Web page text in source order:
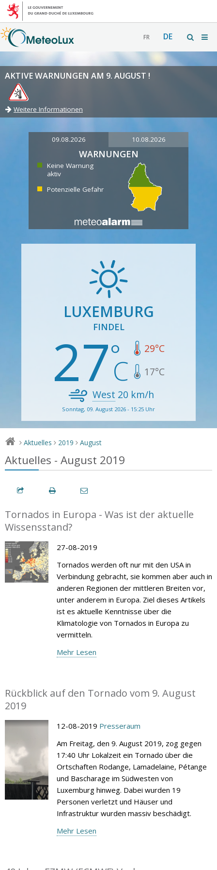
FR DE
AKTIVE WARNUNGEN AM 9. AUGUST !
Weitere Informationen
09.08.2026 10.08.2026
WARNUNGEN
Keine Warnung
aktiv
Potenzielle Gefahr
LUXEMBURG
FINDEL
27 29°C
17°C
West 20 km/h
Sonntag, 09. August 2026 - 15:25 Uhr
> Aktuelles > 2019 > August
Aktuelles - August 2019
Tornados in Europa - Was ist der aktuelle
Wissensstand?
27-08-2019
Tornados werden oft nur mit den USA in
Verbindung gebracht, sie kommen aber auch in
anderen Regionen der mittleren Breiten vor,
unter anderem in Europa. Ziel dieses Artikels
ist es aktuelle Kenntnisse über die
Klimatologie von Tornados in Europa zu
vermitteln.
Mehr Lesen
Rückblick auf den Tornado vom 9. August
2019
12-08-2019 Presseraum
Am Freitag, den 9. August 2019, zog gegen
17:40 Uhr Lokalzeit ein Tornado über die
Ortschaften Rodange, Lamadelaine, Pétange
und Bascharage im Südwesten von
Luxemburg hinweg. Dabei wurden 19
Personen verletzt und Häuser und
Infrastruktur wurden massiv beschädigt.
Mehr Lesen